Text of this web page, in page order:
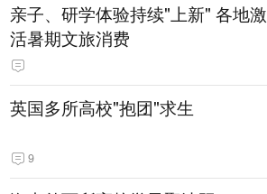
亲子、研学体验持续"上新" 各地激
活暑期文旅消费
英国多所高校"抱团"求生
9